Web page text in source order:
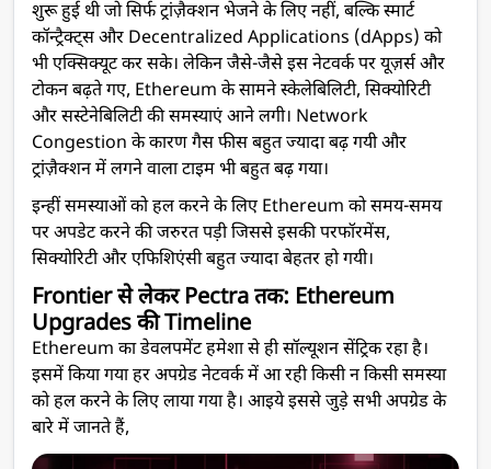
शुरू हुई थी जो सिर्फ ट्रांज़ैक्शन भेजने के लिए नहीं, बल्कि स्मार्ट
कॉन्ट्रैक्ट्स और Decentralized Applications (dApps) को
भी एक्सिक्यूट कर सके। लेकिन जैसे-जैसे इस नेटवर्क पर यूज़र्स और
टोकन बढ़ते गए, Ethereum के सामने स्केलेबिलिटी, सिक्योरिटी
और सस्टेनेबिलिटी की समस्याएं आने लगी। Network
Congestion के कारण गैस फीस बहुत ज्यादा बढ़ गयी और
ट्रांज़ैक्शन में लगने वाला टाइम भी बहुत बढ़ गया।
इन्हीं समस्याओं को हल करने के लिए Ethereum को समय-समय
पर अपडेट करने की जरुरत पड़ी जिससे इसकी परफॉरमेंस,
सिक्योरिटी और एफिशिएंसी बहुत ज्यादा बेहतर हो गयी।
Frontier से लेकर Pectra तक: Ethereum
Upgrades की Timeline
Ethereum का डेवलपमेंट हमेशा से ही सॉल्यूशन सेंट्रिक रहा है।
इसमें किया गया हर अपग्रेड नेटवर्क में आ रही किसी न किसी समस्या
को हल करने के लिए लाया गया है। आइये इससे जुड़े सभी अपग्रेड के
बारे में जानते हैं,